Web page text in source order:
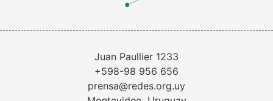
Juan Paullier 1233
+598-98 956 656
prensa@redes.org.uy